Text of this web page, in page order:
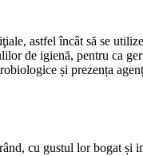
astfel încât să se
de igienă, pentru ca
și prezența
cu gustul lor bogat și